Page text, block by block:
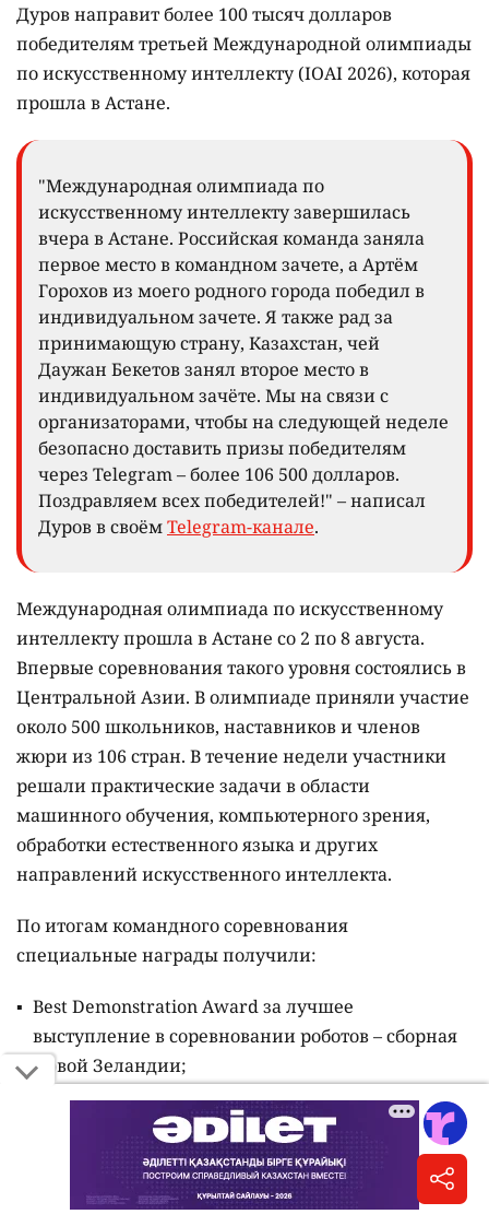
Дуров направит более 100 тысяч долларов
победителям третьей Международной олимпиады
по искусственному интеллекту (IOAI 2026), которая
прошла в Астане.
"Международная олимпиада по
искусственному интеллекту завершилась
вчера в Астане. Российская команда заняла
первое место в командном зачете, а Артём
Горохов из моего родного города победил в
индивидуальном зачете. Я также рад за
принимающую страну, Казахстан, чей
Даужан Бекетов занял второе место в
индивидуальном зачёте. Мы на связи с
организаторами, чтобы на следующей неделе
безопасно доставить призы победителям
через Telegram – более 106 500 долларов.
Поздравляем всех победителей!" – написал
Дуров в своёмTelegram-канале.
Международная олимпиада по искусственному
интеллекту прошла в Астане со 2 по 8 августа.
Впервые соревнования такого уровня состоялись в
Центральной Азии. В олимпиаде приняли участие
около 500 школьников, наставников и членов
жюри из 106 стран. В течение недели участники
решали практические задачи в области
машинного обучения, компьютерного зрения,
обработки естественного языка и других
направлений искусственного интеллекта.
По итогам командного соревнования
специальные награды получили:
Best Demonstration Award за лучшее
выступление в соревновании роботов – сборная
Новой Зеландии;
Creative Robot Design Award за самый
креативный дизайн робота – сборная Гонконга;
AI-Native Robotics Award за лучшее применение
AI-native подходов в робототехнике – сборная
Бразилии.